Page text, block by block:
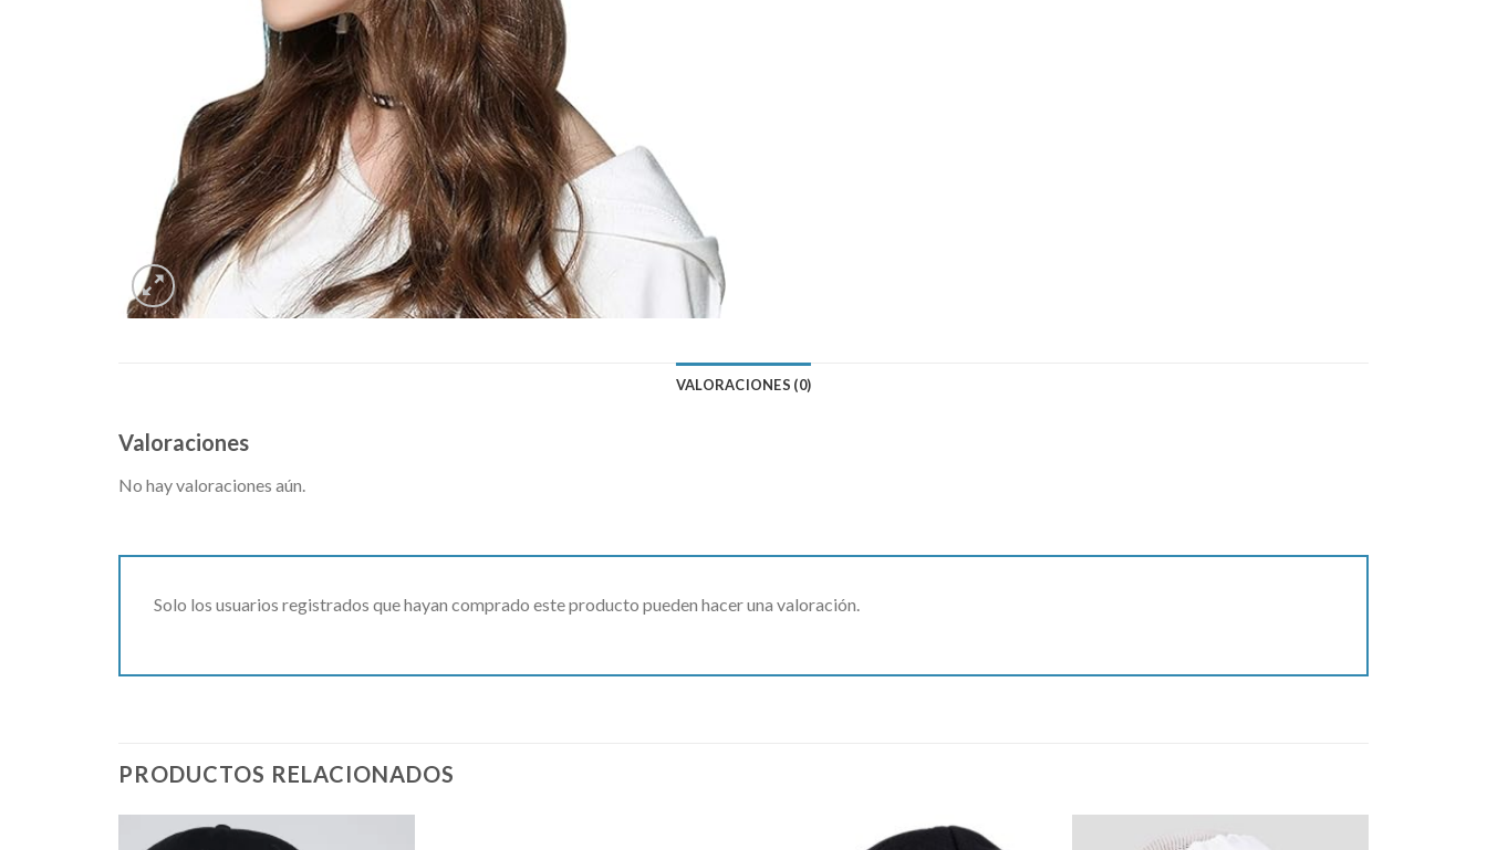
VALORACIONES (0)
Valoraciones
No hay valoraciones aún.
Solo los usuarios registrados que hayan comprado este producto pueden hacer una valoración.
PRODUCTOS RELACIONADOS